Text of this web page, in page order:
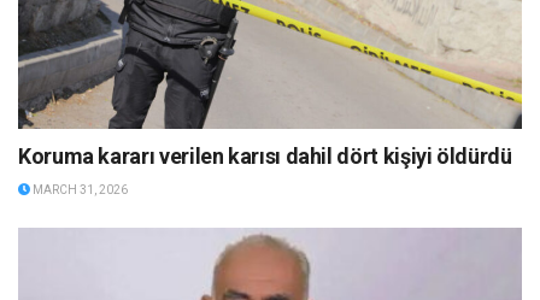
Koruma kararı verilen karısı dahil dört kişiyi öldürdü
MARCH 31, 2026